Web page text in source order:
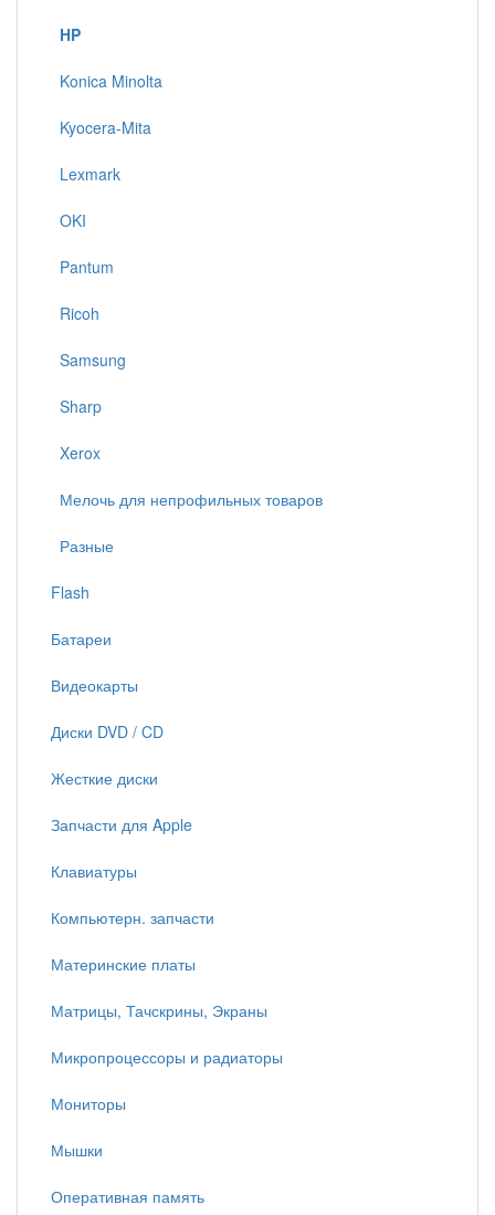
HP
Konica Minolta
Kyocera-Mita
Lexmark
OKI
Pantum
Ricoh
Samsung
Sharp
Xerox
Мелочь для непрофильных товаров
Разные
Flash
Батареи
Видеокарты
Диски DVD / CD
Жесткие диски
Запчасти для Apple
Клавиатуры
Компьютерн. запчасти
Материнские платы
Матрицы, Тачскрины, Экраны
Микропроцессоры и радиаторы
Мониторы
Мышки
Оперативная память